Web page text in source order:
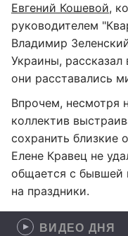
Евгений Кошевой,
руководителем
Владимир
Украины, рассказал
они расставались
Впрочем, несмотря
коллектив
сохранить близкие
Елене Кравец не
общается с бывшей
на праздники.
ВИДЕО ДНЯ